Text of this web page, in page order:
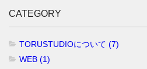
CATEGORY
TORUSTUDIOについて (7)
WEB (1)